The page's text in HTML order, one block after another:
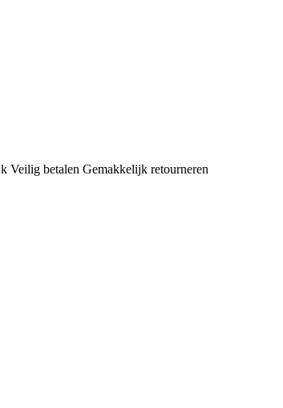
Veilig betalen Gemakkelijk retourneren